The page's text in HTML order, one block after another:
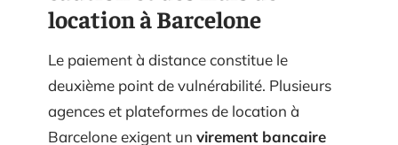
location à Barcelone
Le paiement à distance constitue le
deuxième point de vulnérabilité. Plusieurs
agences et plateformes de location à
Barcelone exigent un virement bancaire